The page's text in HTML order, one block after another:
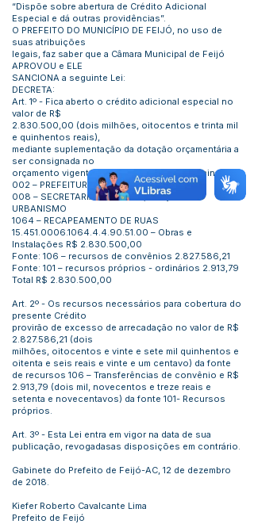
“Dispõe sobre abertura de Crédito Adicional
Especial e dá outras providências”.
O PREFEITO DO MUNICÍPIO DE FEIJÓ, no uso de
suas atribuições
legais, faz saber que a Câmara Municipal de Feijó
APROVOU e ELE
SANCIONA a seguinte Lei:
DECRETA:
Art. 1º - Fica aberto o crédito adicional especial no
valor de R$
2.830.500,00 (dois milhões, oitocentos e trinta mil
e quinhentos reais),
mediante suplementação da dotação orçamentária a
ser consignada no
orçamento vigente, conforme abaixo discriminado:
002 – PREFEITURA MUNICIPAL DE FEIJÓ
008 – SECRETARIA DE OBRAS, VIAÇÃO E
URBANISMO
1064 – RECAPEAMENTO DE RUAS
15.451.0006.1064.4.4.90.51.00 – Obras e
Instalações R$ 2.830.500,00
Fonte: 106 – recursos de convênios 2.827.586,21
Fonte: 101 – recursos próprios - ordinários 2.913,79
Total R$ 2.830.500,00
Art. 2º - Os recursos necessários para cobertura do
presente Crédito
provirão de excesso de arrecadação no valor de R$
2.827.586,21 (dois
milhões, oitocentos e vinte e sete mil quinhentos e
oitenta e seis reais e vinte e um centavo) da fonte
de recursos 106 – Transferências de convênio e R$
2.913,79 (dois mil, novecentos e treze reais e
setenta e novecentavos) da fonte 101- Recursos
próprios.
Art. 3º - Esta Lei entra em vigor na data de sua
publicação, revogadasas disposições em contrário.
Gabinete do Prefeito de Feijó-AC, 12 de dezembro
de 2018.
Kiefer Roberto Cavalcante Lima
Prefeito de Feijó